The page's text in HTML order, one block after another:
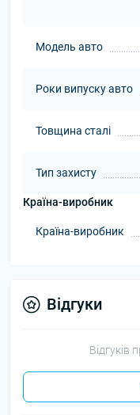
Модель авто
Роки випуску авто
Товщина сталі
Тип захисту
Країна-виробник
Країна-виробник
Відгуки
Відгуків